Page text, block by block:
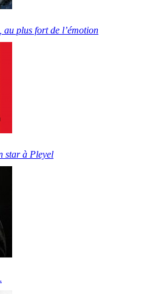
plus fort de l’émotion
star à Pleyel